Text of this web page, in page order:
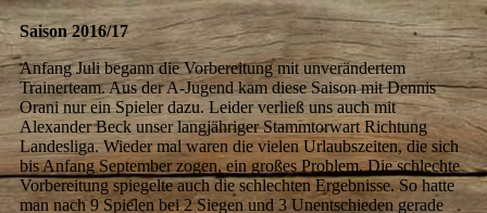
Saison 2016/17
Anfang Juli begann die Vorbereitung mit unverändertem
Trainerteam. Aus der A-Jugend kam diese Saison mit Dennis
Orani nur ein Spieler dazu. Leider verließ uns auch mit
Alexander Beck unser langjähriger Stammtorwart Richtung
Landesliga. Wieder mal waren die vielen Urlaubszeiten, die sich
bis Anfang September zogen, ein großes Problem. Die schlechte
Vorbereitung spiegelte auch die schlechten Ergebnisse. So hatte
man nach 9 Spielen bei 2 Siegen und 3 Unentschieden gerade